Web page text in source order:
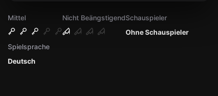
Mittel
Nicht Beängstigend
Ohne Schauspieler
Schauspieler
Deutsch
Spielsprache